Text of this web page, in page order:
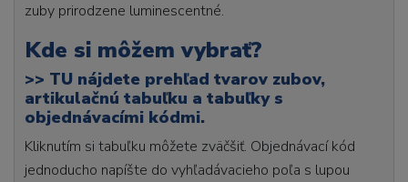
zuby prirodzene luminescentné.
Kde si môžem vybrať?
>> TU nájdete prehľad tvarov zubov,
artikulačnú tabuľku a tabuľky s
objednávacími kódmi.
Kliknutím si tabuľku môžete zväčšiť. Objednávací kód
jednoducho napíšte do vyhľadávacieho poľa s lupou